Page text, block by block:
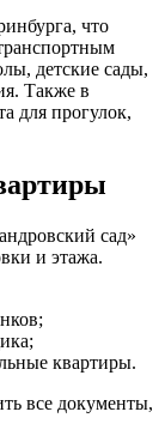
что
детские сады,
Также в
для прогулок,
сад»
и этажа.
квартиры.
все документы,